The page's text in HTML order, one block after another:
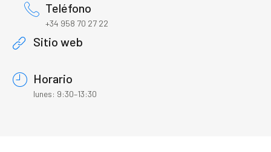
Teléfono
+34 958 70 27 22
Sitio web
Horario
lunes: 9:30–13:30